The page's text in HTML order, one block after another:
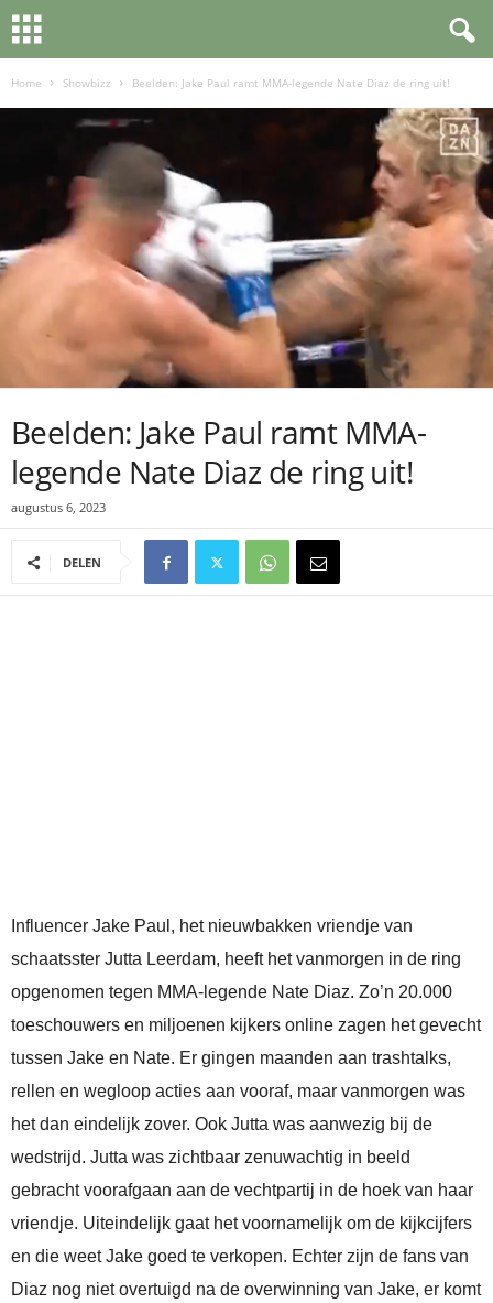
Home Showbizz Beelden: Jake Paul ramt MMA-legende Nate Diaz de ring uit!
Beelden: Jake Paul ramt MMA-
legende Nate Diaz de ring uit!
augustus 6, 2023
DELEN
Influencer Jake Paul, het nieuwbakken vriendje van
schaatsster Jutta Leerdam, heeft het vanmorgen in de ring
opgenomen tegen MMA-legende Nate Diaz. Zo’n 20.000
toeschouwers en miljoenen kijkers online zagen het gevecht
tussen Jake en Nate. Er gingen maanden aan trashtalks,
rellen en wegloop acties aan vooraf, maar vanmorgen was
het dan eindelijk zover. Ook Jutta was aanwezig bij de
wedstrijd. Jutta was zichtbaar zenuwachtig in beeld
gebracht voorafgaan aan de vechtpartij in de hoek van haar
vriendje. Uiteindelijk gaat het voornamelijk om de kijkcijfers
en die weet Jake goed te verkopen. Echter zijn de fans van
Diaz nog niet overtuigd na de overwinning van Jake, er komt